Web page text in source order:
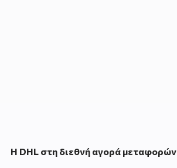
Η DHL στη διεθνή αγορά μεταφορών